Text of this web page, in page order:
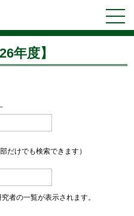
年度】
だけでも検索できます）
者の一覧が表示されます。